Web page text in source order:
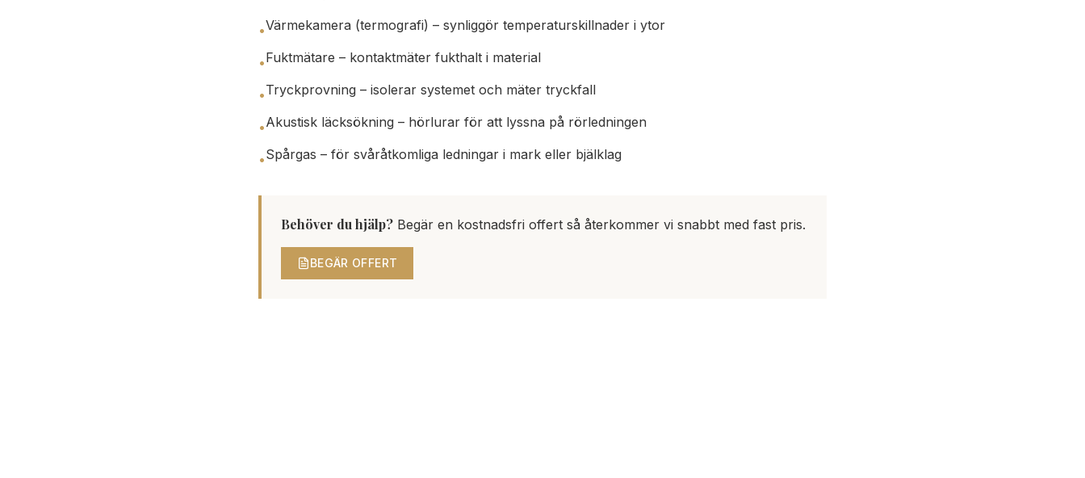
•Värmekamera (termografi) – synliggör temperaturskillnader i ytor
•Fuktmätare – kontaktmäter fukthalt i material
•Tryckprovning – isolerar systemet och mäter tryckfall
•Akustisk läcksökning – hörlurar för att lyssna på rörledningen
•Spårgas – för svåråtkomliga ledningar i mark eller bjälklag
Behöver du hjälp? Begär en kostnadsfri offert så återkommer vi snabbt med fast pris.
BEGÄR OFFERT